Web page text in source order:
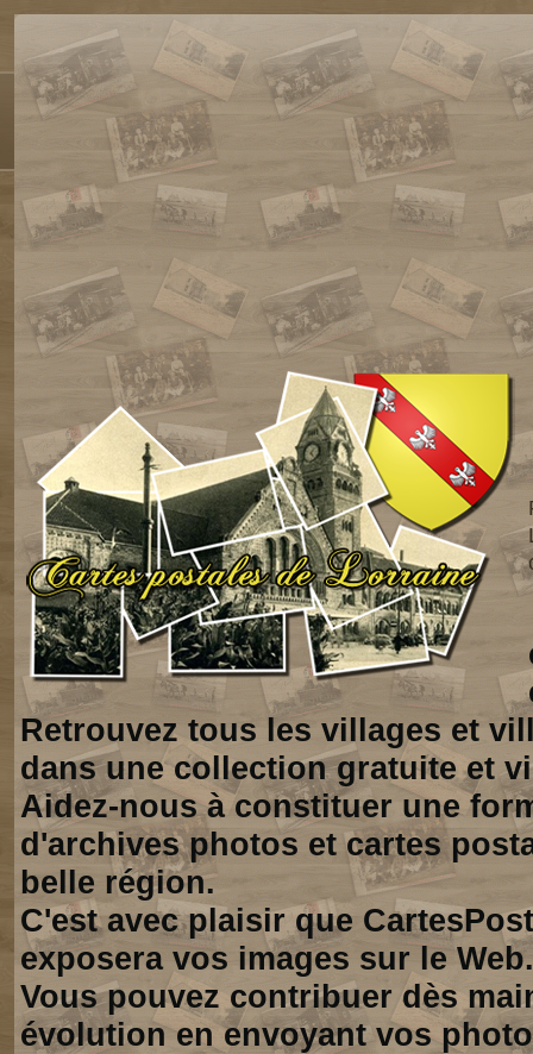
Retrouvez tous les villages et
dans une collection gratuite et
Aidez-nous à constituer une
d'archives photos et cartes
belle région.
C'est avec plaisir que
exposera vos images sur le Web.
Vous pouvez contribuer dès
évolution en envoyant vos